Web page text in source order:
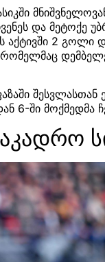
და მეტოქე
აქტივში 2 გოლი
რომელმაც
6-ში მოქმედმა